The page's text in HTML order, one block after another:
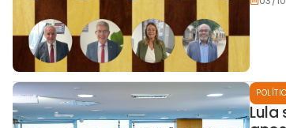
Lula